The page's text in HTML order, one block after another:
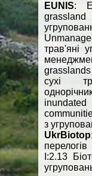
EUNIS:
grassland
трав'яні
сухі
з
UkrBiotop
I:2.13